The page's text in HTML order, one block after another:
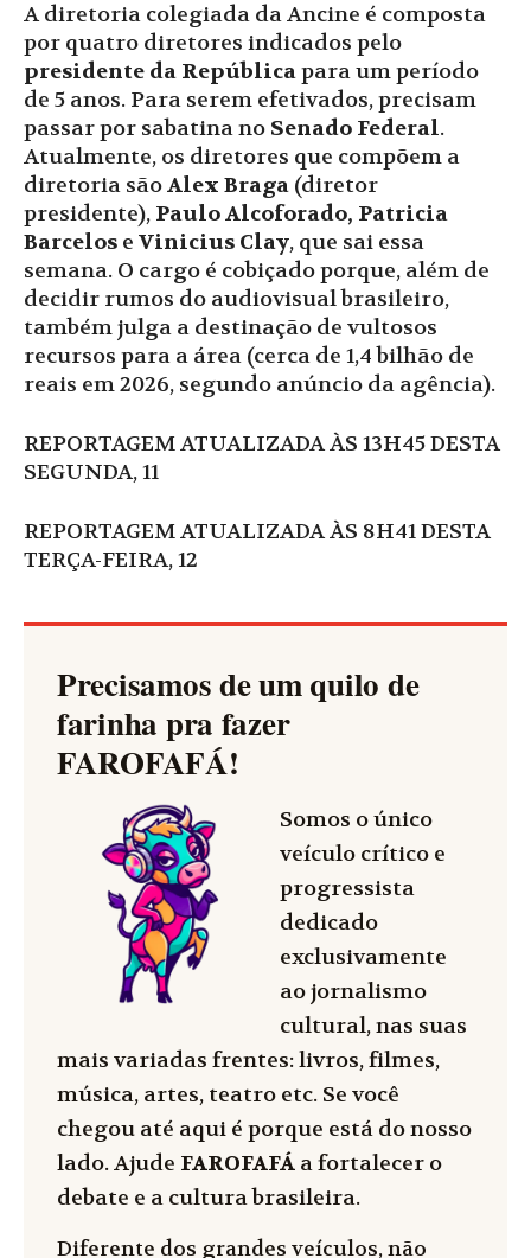
A diretoria colegiada da Ancine é composta
por quatro diretores indicados pelo
presidente da Repúblicapara um período
de 5 anos. Para serem efetivados, precisam
passar por sabatina no Senado Federal.
Atualmente, os diretores que compõem a
diretoria sãoAlex Braga (diretor
presidente), Paulo Alcoforado, Patricia
Barcelos e Vinicius Clay, que sai essa
semana. O cargo é cobiçado porque, além de
decidir rumos do audiovisual brasileiro,
também julga a destinação de vultosos
recursos para a área (cerca de 1,4 bilhão de
reais em 2026, segundo anúncio da agência).
REPORTAGEM ATUALIZADA ÀS 13H45 DESTA
SEGUNDA, 11
REPORTAGEM ATUALIZADA ÀS 8H41 DESTA
TERÇA-FEIRA, 12
Precisamos de um quilo de
farinha pra fazer
FAROFAFÁ!
Somos o único
veículo crítico e
progressista
dedicado
exclusivamente
ao jornalismo
cultural, nas suas
mais variadas frentes: livros, filmes,
música, artes, teatro etc. Se você
chegou até aqui é porque está do nosso
lado. Ajude FAROFAFÁ a fortalecer o
debate e a cultura brasileira.
Diferente dos grandes veículos, não